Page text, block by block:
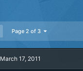
Page 2 of 3
March 17, 2011